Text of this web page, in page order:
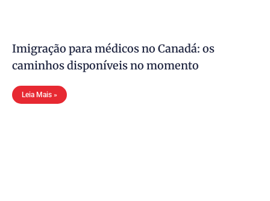
Imigração para médicos no Canadá: os
caminhos disponíveis no momento
Leia Mais »